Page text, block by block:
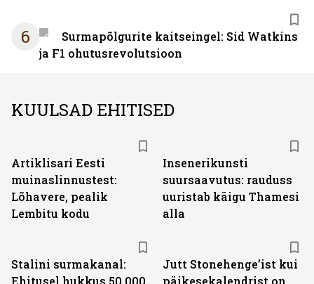
6
Surmapõlgurite kaitseingel: Sid Watkins
ja F1 ohutusrevolutsioon
KUULSAD EHITISED
Artiklisari Eesti
muinaslinnustest:
Lõhavere, pealik
Lembitu kodu
Insenerikunsti
suursaavutus: rauduss
uuristab käigu Thamesi
alla
Stalini surmakanal:
Ehitusel hukkus 50 000
Jutt Stonehenge’ist kui
päikesekalendrist on